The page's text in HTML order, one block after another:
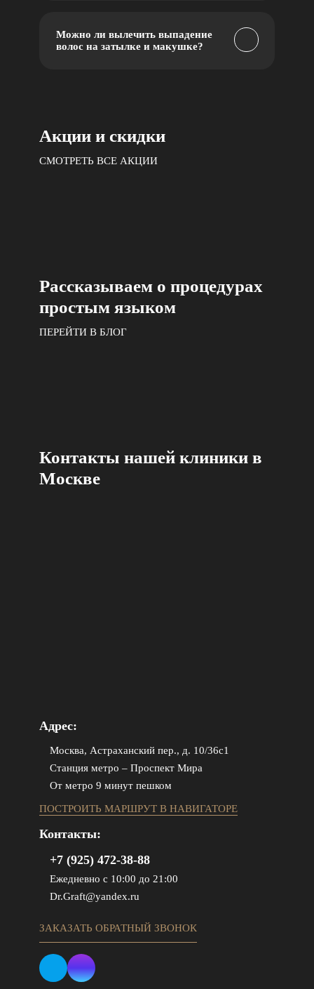
Можно ли вылечить выпадение
волос на затылке и макушке?
Акции и скидки
СМОТРЕТЬ ВСЕ АКЦИИ
Рассказываем о процедурах
простым языком
ПЕРЕЙТИ В БЛОГ
Контакты нашей клиники в
Москве
Адрес:
Москва, Астраханский пер., д. 10/36с1
Станция метро – Проспект Мира
От метро 9 минут пешком
ПОСТРОИТЬ МАРШРУТ В НАВИГАТОРЕ
Контакты:
+7 (925) 472-38-88
Ежедневно с 10:00 до 21:00
Dr.Graft@yandex.ru
ЗАКАЗАТЬ ОБРАТНЫЙ ЗВОНОК